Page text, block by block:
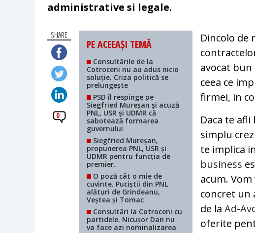
administrative si legale.
SHARE
0
PE ACEEAȘI TEMĂ
Consultările de la
Cotroceni nu au adus nicio
soluție. Criza politică se
prelungește
PSD îl respinge pe
Siegfried Mureșan și acuză
PNL, USR și UDMR că
sabotează formarea
guvernului
Siegfried Mureșan,
propunerea PNL, USR și
UDMR pentru funcția de
premier.
O poză cât o mie de
cuvinte. Puciștii din PNL
alături de Grindeanu,
Veștea și Tomac
Consultări la Cotroceni cu
partidele. Nicușor Dan nu
va face azi nominalizarea
Dincolo de
avocat
ceea ce
firmei, in
Daca te
simplu
te implica
business
acum.
concret un
de laAd-
oferite